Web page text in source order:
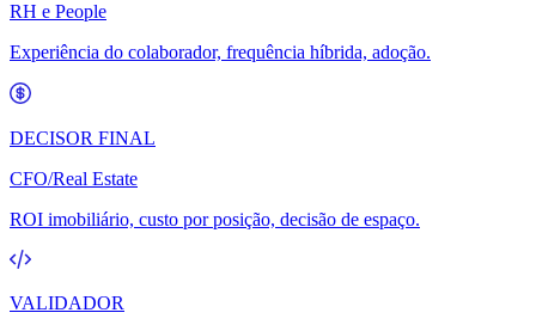
RH e People
Experiência do colaborador, frequência híbrida, adoção.
DECISOR FINAL
CFO/Real Estate
ROI imobiliário, custo por posição, decisão de espaço.
VALIDADOR